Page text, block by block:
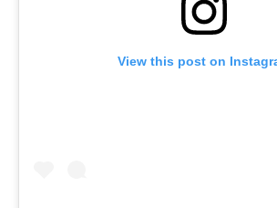
View this post on